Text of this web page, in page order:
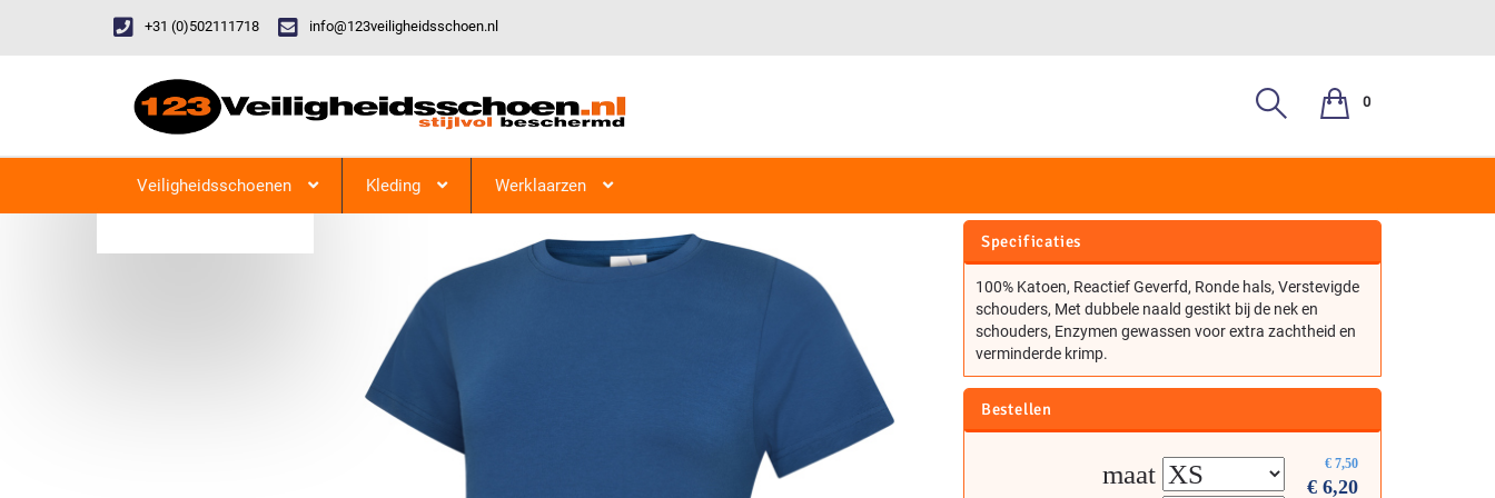
+31 (0)502111718 info@123veiligheidsschoen.nl
0
Veiligheidsschoenen Kleding WerklaarzenUNEEK DAMES CLASSIC RONDE HALS UC318
Specificaties
100% Katoen, Reactief Geverfd, Ronde hals, Verstevigde
schouders, Met dubbele naald gestikt bij de nek en
schouders, Enzymen gewassen voor extra zachtheid en
verminderde krimp.
Bestellen
€ 7,50
€ 6,20
maat